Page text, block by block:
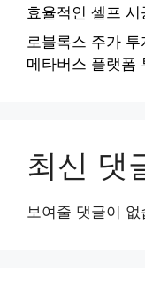
효율적인 셀프
로블록스 주가
메타버스 플랫폼
최신 댓
보여줄 댓글이 없